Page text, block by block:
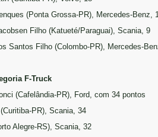
(Ponta Grossa-PR), Mercedes-Benz,
Filho (Katueté/Paraguai), Scania, 9
Santos Filho (Colombo-PR), Mercedes-
F-Truck
(Cafelândia-PR), Ford, com 34 pontos
PR), Scania, 34
Alegre-RS), Scania, 32